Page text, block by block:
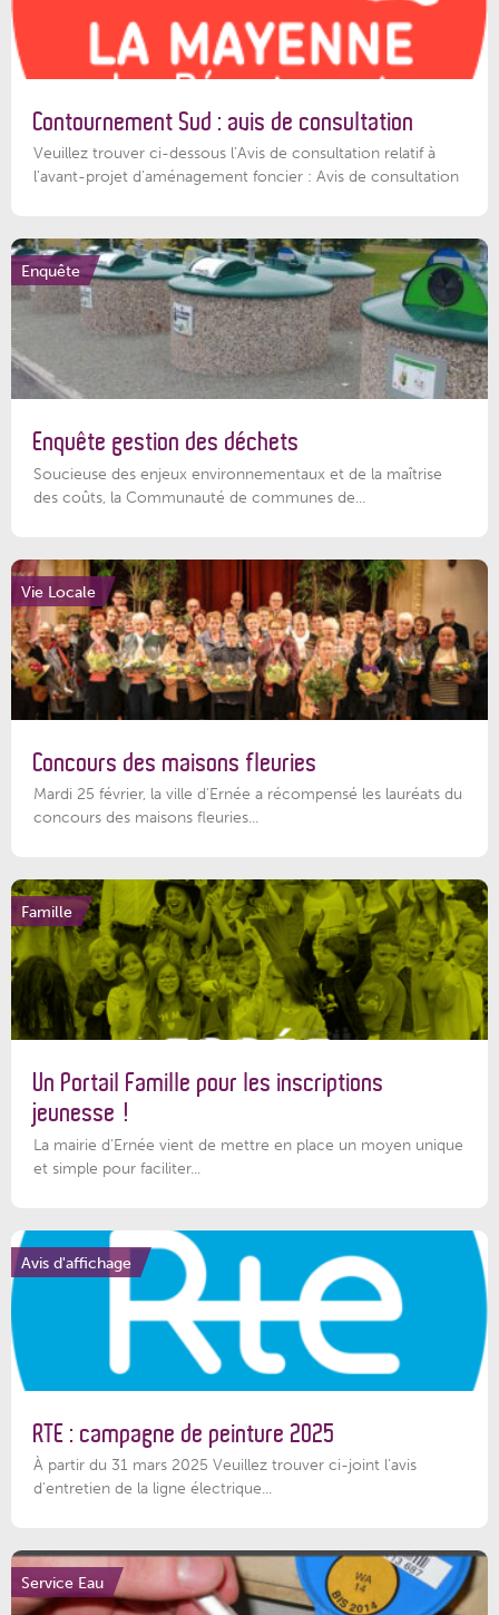
Contournement Sud : avis de consultation
Veuillez trouver ci-dessous l’Avis de consultation relatif à
l'avant-projet d'aménagement foncier : Avis de consultation
Enquête
Enquête gestion des déchets
Soucieuse des enjeux environnementaux et de la maîtrise
des coûts, la Communauté de communes de...
Vie Locale
Concours des maisons fleuries
Mardi 25 février, la ville d'Ernée a récompensé les lauréats du
concours des maisons fleuries...
Famille
Un Portail Famille pour les inscriptions
jeunesse !
La mairie d’Ernée vient de mettre en place un moyen unique
et simple pour faciliter...
Avis d'affichage
RTE : campagne de peinture 2025
À partir du 31 mars 2025 Veuillez trouver ci-joint l'avis
d'entretien de la ligne électrique...
Service Eau